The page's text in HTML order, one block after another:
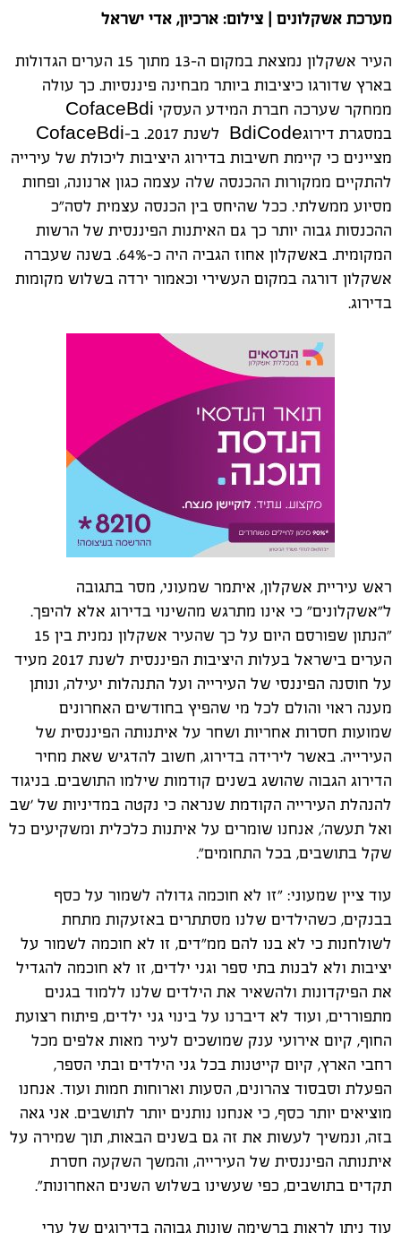
מערכת אשקלונים | צילום: ארכיון, אדי ישראל
העיר אשקלון נמצאת במקום ה-13 מתוך 15 הערים הגדולות
בארץ שדורגו כיציבות ביותר מבחינה פיננסיות. כך עולה
ממחקר שערכה חברת המידע העסקי CofaceBdi
במסגרת דירוגBdiCode לשנת 2017. ב-CofaceBdi
מציינים כי קיימת חשיבות בדירוג היציבות ליכולת של עירייה
להתקיים ממקורות ההכנסה שלה עצמה כגון ארנונה, ופחות
מסיוע ממשלתי. ככל שהיחס בין הכנסה עצמית לסה"כ
ההכנסות גבוה יותר כך גם האיתנות הפיננסית של הרשות
המקומית. באשקלון אחוז הגביה היה כ-64%. בשנה שעברה
אשקלון דורגה במקום העשירי וכאמור ירדה בשלוש מקומות
בדירוג.
ראש עיריית אשקלון, איתמר שמעוני, מסר בתגובה
ל"אשקלונים" כי אינו מתרגש מהשינוי בדירוג אלא להיפך.
"הנתון שפורסם היום על כך שהעיר אשקלון נמנית בין 15
הערים בישראל בעלות היציבות הפיננסית לשנת 2017 מעיד
על חוסנה הפיננסי של העירייה ועל התנהלות יעילה, ונותן
מענה ראוי והולם לכל מי שהפיץ בחודשים האחרונים
שמועות חסרות אחריות ושחר על איתנותה הפיננסית של
העירייה. באשר לירידה בדירוג, חשוב להדגיש שאת מחיר
הדירוג הגבוה שהושג בשנים קודמות שילמו התושבים. בניגוד
להנהלת העירייה הקודמת שנראה כי נקטה במדיניות של 'שב
ואל תעשה', אנחנו שומרים על איתנות כלכלית ומשקיעים כל
שקל בתושבים, בכל התחומים".
עוד ציין שמעוני: "זו לא חוכמה גדולה לשמור על כסף
בבנקים, כשהילדים שלנו מסתתרים באזעקות מתחת
לשולחנות כי לא בנו להם ממ"דים, זו לא חוכמה לשמור על
יציבות ולא לבנות בתי ספר וגני ילדים, זו לא חוכמה להגדיל
את הפיקדונות ולהשאיר את הילדים שלנו ללמוד בגנים
מתפוררים, ועוד לא דיברנו על בינוי גני ילדים, פיתוח רצועת
החוף, קיום אירועי ענק שמושכים לעיר מאות אלפים מכל
רחבי הארץ, קיום קייטנות בכל גני הילדים ובתי הספר,
הפעלת וסבסוד צהרונים, הסעות וארוחות חמות ועוד. אנחנו
מוציאים יותר כסף, כי אנחנו נותנים יותר לתושבים. אני גאה
בזה, ונמשיך לעשות את זה גם בשנים הבאות, תוך שמירה על
איתנותה הפיננסית של העירייה, והמשך השקעה חסרת
תקדים בתושבים, כפי שעשינו בשלוש השנים האחרונות".
עוד ניתן לראות ברשימה שונות גבוהה בדירוגים של ערי